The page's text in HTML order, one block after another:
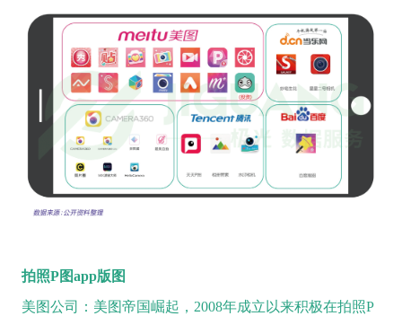
拍照P图app版图
美图公司：美图帝国崛起，2008年成立以来积极在拍照P